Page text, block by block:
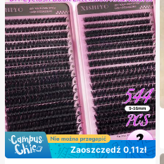
Zaoszczędź 0,11zł